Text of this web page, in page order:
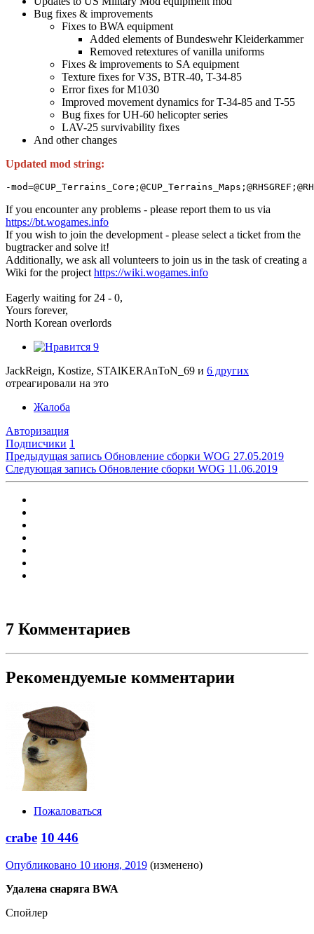
Bug fixes & improvements
Fixes to BWA equipment
Added elements of Bundeswehr Kleiderkammer
Removed retextures of vanilla uniforms
Fixes & improvements to SA equipment
Texture fixes for V3S, BTR-40, T-34-85
Error fixes for M1030
Improved movement dynamics for T-34-85 and T-55
Bug fixes for UH-60 helicopter series
LAV-25 survivability fixes
And other changes
Updated mod string:
-
If you encounter any problems - please report them to us via
https://bt.wogames.info
If you wish to join the development - please select a ticket from the
bugtracker and solve it!
Additionally, we ask all volunteers to join us in the task of creating a
Wiki for the project https://wiki.wogames.info
Eagerly waiting for 24 - 0,
Yours forever,
North Korean overlords
9
JackReign, Kostize, STAlKERAnToN_69 и 6 других
отреагировали на это
Жалоба
Авторизация
Подписчики 1
Предыдущая запись Обновление сборки WOG 27.05.2019
Следующая запись Обновление сборки WOG 11.06.2019
7 Комментариев
Рекомендуемые комментарии
Пожаловаться
crabe 10 446
Опубликовано 10 июня, 2019 (изменено)
Удалена снаряга BWA
Спойлер